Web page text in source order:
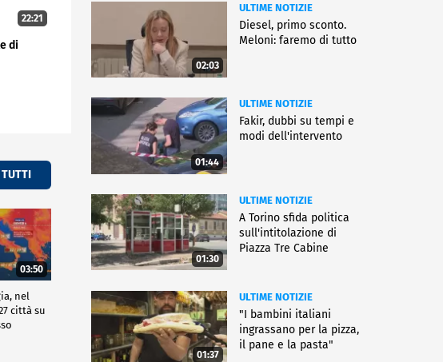
22:21
di
TUTTI
03:50
nel
città su
02:03
ULTIME NOTIZIE
Diesel, primo sconto.
Meloni: faremo di tutto
01:44
ULTIME NOTIZIE
Fakir, dubbi su tempi e
modi dell'intervento
01:30
ULTIME NOTIZIE
A Torino sfida politica
sull'intitolazione di
Piazza Tre Cabine
01:37
ULTIME NOTIZIE
"I bambini italiani
ingrassano per la pizza,
il pane e la pasta"